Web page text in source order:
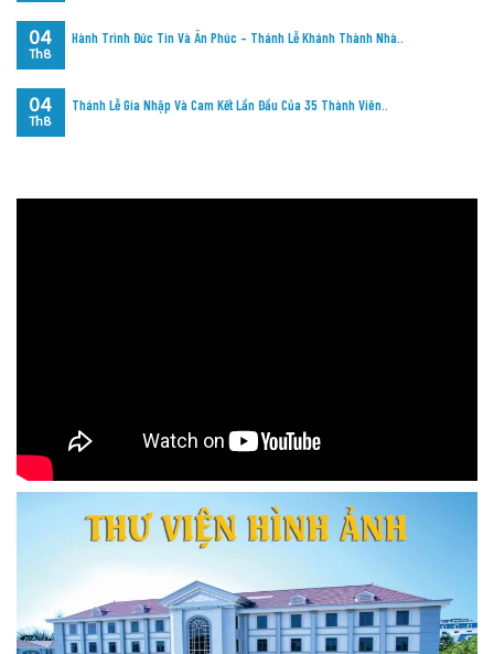
Hành Trình Đức Tin Và Ân Phúc – Thánh Lễ Khánh Thành Nhà..
04
Th8
Thánh Lễ Gia Nhập Và Cam Kết Lần Đầu Của 35 Thành Viên..
04
Th8